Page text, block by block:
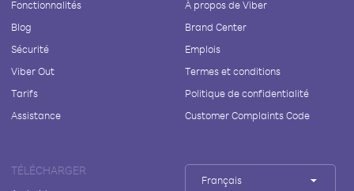
Fonctionnalités
Blog
Sécurité
Viber Out
Tarifs
Assistance
À propos de Viber
Brand Center
Emplois
Termes et conditions
Politique de confidentialité
Customer Complaints Code
TÉLÉCHARGER
Français